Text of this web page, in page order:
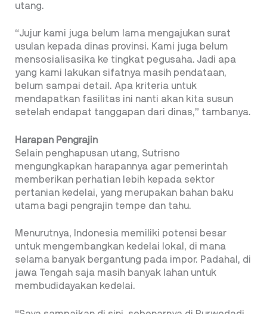
utang.
“Jujur kami juga belum lama mengajukan surat
usulan kepada dinas provinsi. Kami juga belum
mensosialisasika ke tingkat pegusaha. Jadi apa
yang kami lakukan sifatnya masih pendataan,
belum sampai detail. Apa kriteria untuk
mendapatkan fasilitas ini nanti akan kita susun
setelah endapat tanggapan dari dinas,” tambanya.
Harapan Pengrajin
Selain penghapusan utang, Sutrisno
mengungkapkan harapannya agar pemerintah
memberikan perhatian lebih kepada sektor
pertanian kedelai, yang merupakan bahan baku
utama bagi pengrajin tempe dan tahu.
Menurutnya, Indonesia memiliki potensi besar
untuk mengembangkan kedelai lokal, di mana
selama banyak bergantung pada impor. Padahal, di
jawa Tengah saja masih banyak lahan untuk
membudidayakan kedelai.